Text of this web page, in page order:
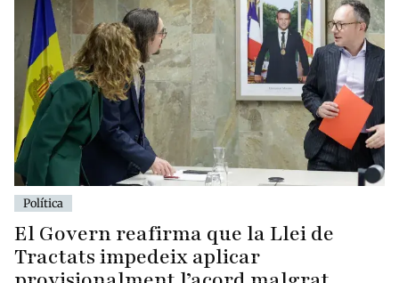
Política
El Govern reafirma que la Llei de
Tractats impedeix aplicar